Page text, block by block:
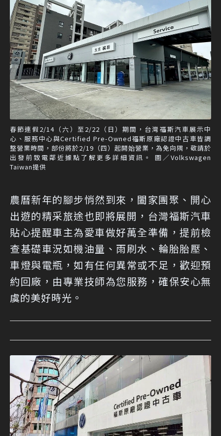
春節連假2/14（六）至2/22（日）期間，台灣福斯汽車展示中
心、服務中心與Certified Pre-Owned福斯原廠認證中古車皆調
整營業時間，部份將於2/19（四）起開始營業，為免向隅，敬請於
出發前致電鄰近據點了解更多詳細資訊。 圖／Volkswagen
Taiwan提供
農曆新年的腳步悄然到來，闔家團聚、開心
出遊的精采旅途也即將展開，台灣福斯汽車
貼心提醒車主為愛車做好萬全準備，提前檢
查基礎車況如機油量、雨刷水、輪胎胎壓、
車燈與電瓶，如有任何異常或不足，歡迎預
約回廠，由專業技師為您服務，確保安心無
虞的美好時光。